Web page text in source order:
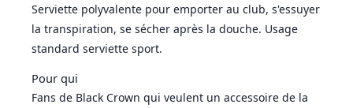
Serviette polyvalente pour emporter au club, s'essuyer
la transpiration, se sécher après la douche. Usage
standard serviette sport.
Pour qui
Fans de Black Crown qui veulent un accessoire de la